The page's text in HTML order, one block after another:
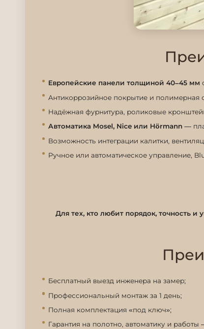
Европейские панели толщиной 40–45 мм
Антикоррозийное покрытие и полимерная
Надёжная фурнитура, роликовые
Автоматика Mosel, Nice или Hörmann —
Возможность интеграции калитки,
Ручное или автоматическое управление,
Для тех, кто любит порядок, точность и
Бесплатный выезд инженера на замер;
Профессиональный монтаж за 1 день;
Полная комплектация «под ключ»;
Гарантия на полотно, автоматику и работы